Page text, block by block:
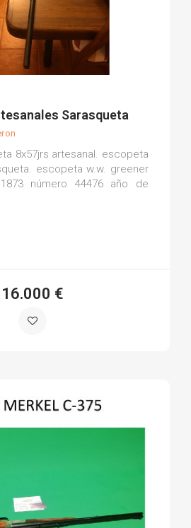
(0) Sarasqueta
8x57jrs artesanal. escopeta
escopeta w.w. greener
número 44476 año de
16.000 €